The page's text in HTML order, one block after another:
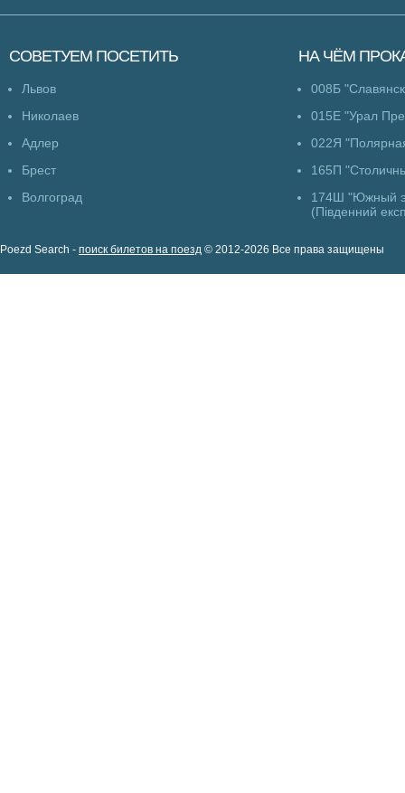
СОВЕТУЕМ ПОСЕТИТЬ
Львов
Николаев
Адлер
Брест
Волгоград
НА ЧЁМ
008Б
015Е "Урал
022Я
165П
174Ш "Южный
(Південний
Poezd Search - поиск билетов на поезд © 2012-2026 Все права защищены